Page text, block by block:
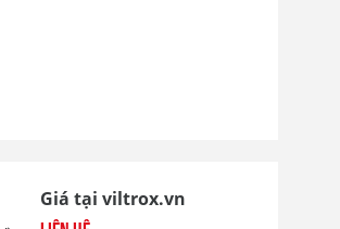
Giá tại viltrox.vn